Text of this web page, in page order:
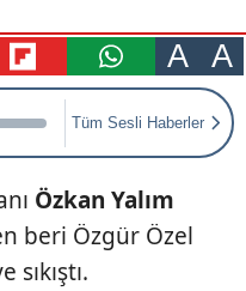
paylaş
A A
Tüm Sesli Haberler
Özkan Yalım
beri Özgür Özel